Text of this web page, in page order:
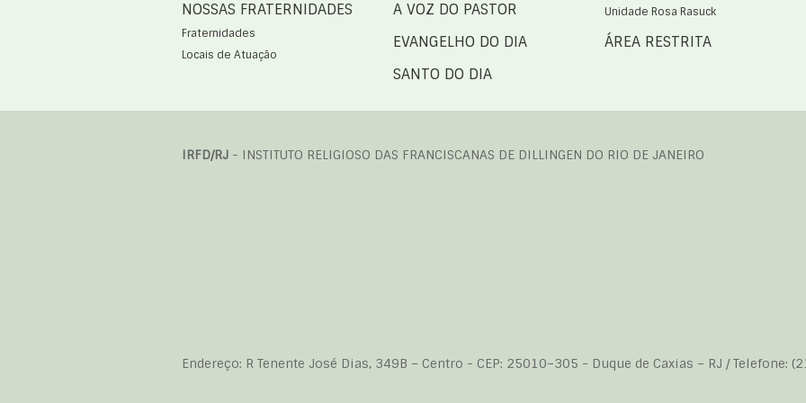
NOSSAS FRATERNIDADES
Fraternidades
Locais de Atuação
A VOZ DO PASTOR
EVANGELHO DO DIA
SANTO DO DIA
Unidade Rosa Rasuck
ÁREA RESTRITA
IRFD/RJ - INSTITUTO RELIGIOSO DAS FRANCISCANAS DE DILLINGEN DO RIO DE JANEIRO
Endereço: R Tenente José Dias, 349B – Centro - CEP: 25010–305 - Duque de Caxias – RJ / Telefone: